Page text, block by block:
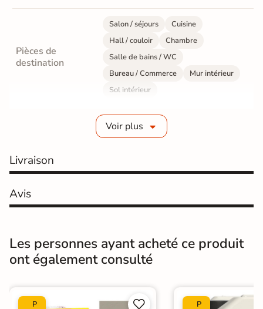
Pièces de
destination
Salon / séjours
Cuisine
Hall / couloir
Chambre
Salle de bains / WC
Bureau / Commerce
Mur intérieur
Sol intérieur
Grès cérame émaillé
Résistance à
GR5 - Ultra-résistant
Masse colorée Non
rectifié
Finition Mate
Surface Lisse
Voir plus
Livraison
Avis
Les personnes ayant acheté ce produit
ont également consulté
P


P